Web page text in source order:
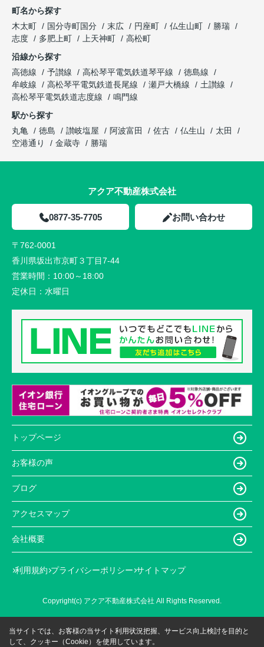
町名から探す
木太町
国分寺町国分 末広 円座町 仏生山町
勝瑞
志度
多肥上町 上天神町
高松町
沿線から探す
高徳線
予讃線 高松琴平電気鉄道琴平線
徳島線
牟岐線
高松琴平電気鉄道長尾線 瀬戸大橋線
土讃線
高松琴平電気鉄道志度線
鳴門線
駅から探す
丸亀
徳島 讃岐塩屋 阿波富田 佐古 仏生山
太田
空港通り
金蔵寺 勝瑞
アクア不動産株式会社
0877-35-7705 お問い合わせ
〒762-0001
香川県坂出市京町３丁目7-44
営業時間： 10:00～18:00
定休日： 水曜日
トップページ
お客様の声
ブログ
アクセスマップ
会社概要
利用規約 プライバシーポリシー サイトマップ
Copyright(c) アクア不動産株式会社 All Rights Reserved.
当サイトでは、お客様の当サイト利用状況把握、サービス向上検討を目的と
して、クッキー（Cookie）を使用しています。